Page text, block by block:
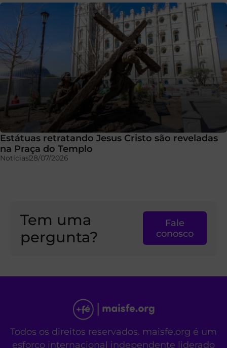
Estátuas retratando Jesus Cristo são reveladas
na Praça do Templo
Notícias28/07/2026
Tem uma
pergunta?
Fale
conosco
Todos os direitos reservados. maisfe.org é um
esforço internacional independente liderado